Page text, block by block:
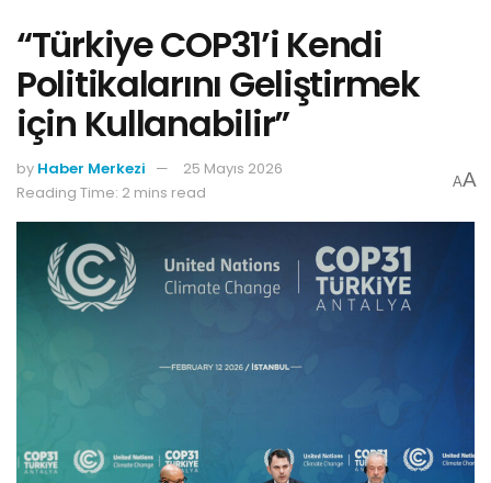
“Türkiye COP31’i Kendi
Politikalarını Geliştirmek
için Kullanabilir”
by Haber Merkezi
25 Mayıs 2026
Reading Time: 2 mins read
AA